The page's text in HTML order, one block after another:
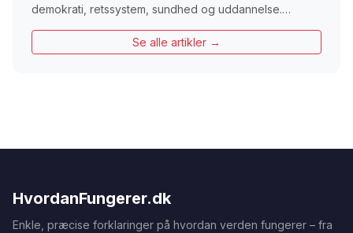
demokrati, retssystem, sundhed og uddannelse.…
Se alle artikler →
HvordanFungerer.dk
Enkle, præcise forklaringer på hvordan verden fungerer – fra